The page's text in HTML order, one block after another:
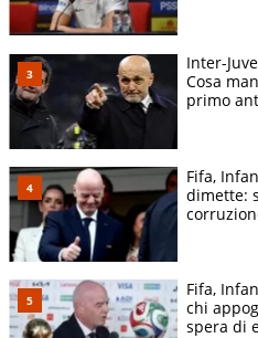
Inter-
Cosa
primo
Fifa,
dimette:
Fifa,
chi
spera di